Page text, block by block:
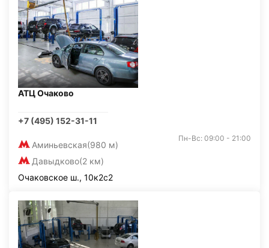
АТЦ Очаково
+7 (495) 152-31-11
Аминьевская(980 м)
Давыдково(2 км)
Пн-Вс: 09:00 - 21:00
Очаковское ш., 10к2с2